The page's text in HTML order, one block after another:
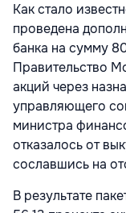
Как стало
проведена
банка на сумму
Правительство
акций через
управляющего
министра
отказалось от
сославшись на
В результате